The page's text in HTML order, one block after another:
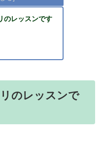
のレッスンです
のレッスンで